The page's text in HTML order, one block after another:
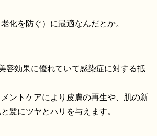
化を防ぐ）に最適なんだとか。
容効果に優れていて感染症に対する抵
ントケアにより皮膚の再生や、肌の新
髪にツヤとハリを与えます。